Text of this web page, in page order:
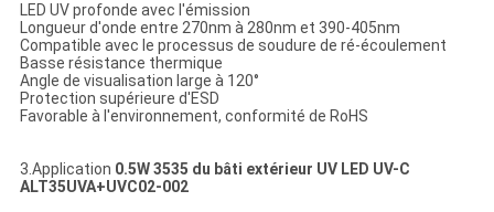
LED UV profonde avec l'émission
Longueur d'onde entre 270nm à 280nm et 390-405nm
Compatible avec le processus de soudure de ré-écoulement
Basse résistance thermique
Angle de visualisation large à 120°
Protection supérieure d'ESD
Favorable à l'environnement, conformité de RoHS
3.Application 0.5W 3535 du bâti extérieur UV LED UV-C
ALT35UVA+UVC02-002